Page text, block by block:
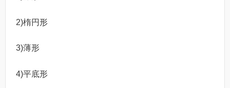
2)楕円形
3)薄形
4)平底形